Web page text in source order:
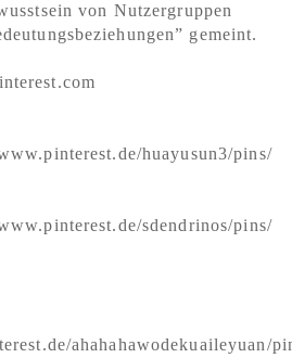
von Nutzergruppen
gemeint.
huayusun3/pins/
sdendrinos/pins/
ahahahawodekuaileyuan/